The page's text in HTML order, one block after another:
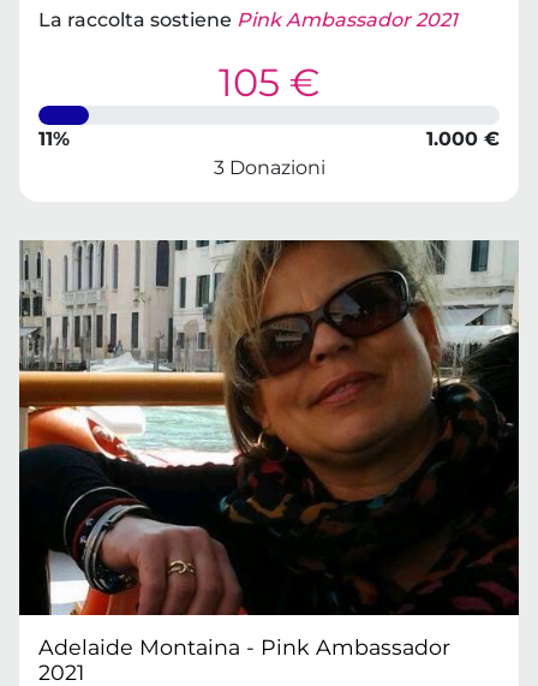
La raccolta sostiene Pink Ambassador 2021
105 €
11%
1.000 €
3 Donazioni
Adelaide Montaina - Pink Ambassador
2021